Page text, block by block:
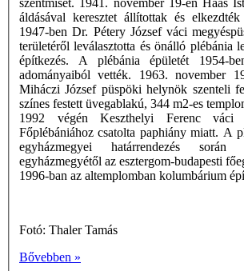
szentmisét. 1941. november 19-én Haas
áldásával keresztet állítottak és
1947-ben Dr. Pétery József váci
területéről leválasztotta és önálló plébánia
építkezés. A plébánia épületét 1954-
adományaiból vették. 1963. november
Miháczi József püspöki helynök szenteli
színes festett üvegablakú, 344 m2-es
1992 végén Keszthelyi Ferenc váci
Főplébániához csatolta paphiány miatt. A
egyházmegyei határrendezés
egyházmegyétől az esztergom-budapesti
1996-ban az altemplomban kolumbárium
Fotó: Thaler Tamás
Bővebben »